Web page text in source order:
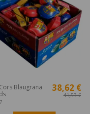
Blaugrana
38,62 €
41,53 €